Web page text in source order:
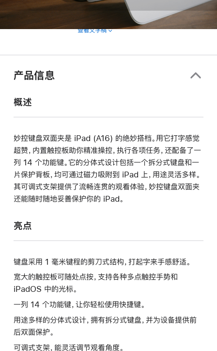
查看文字稿
产品信息
概述
妙控键盘双面夹是 iPad (A16) 的绝妙搭档。用它打字感觉
超赞，内置触控板助你精准操控，执行各项任务，还配备了一
列 14 个功能键。它的分体式设计包括一个拆分式键盘和一
片保护背板，均可通过磁力吸附到 iPad 上，用途灵活多样。
其可调式支架提供了流畅连贯的观看体验，妙控键盘双面夹
还能随时随地妥善保护你的 iPad。
亮点
键盘采用 1 毫米键程的剪刀式结构，打起字来手感舒适。
宽大的触控板可随处点按，支持各种多点触控手势和
iPadOS 中的光标。
一列 14 个功能键，让你轻松使用快捷键。
用途多样的分体式设计，拥有拆分式键盘，并为设备提供前
后双面保护。
可调式支架，能灵活调节观看角度。